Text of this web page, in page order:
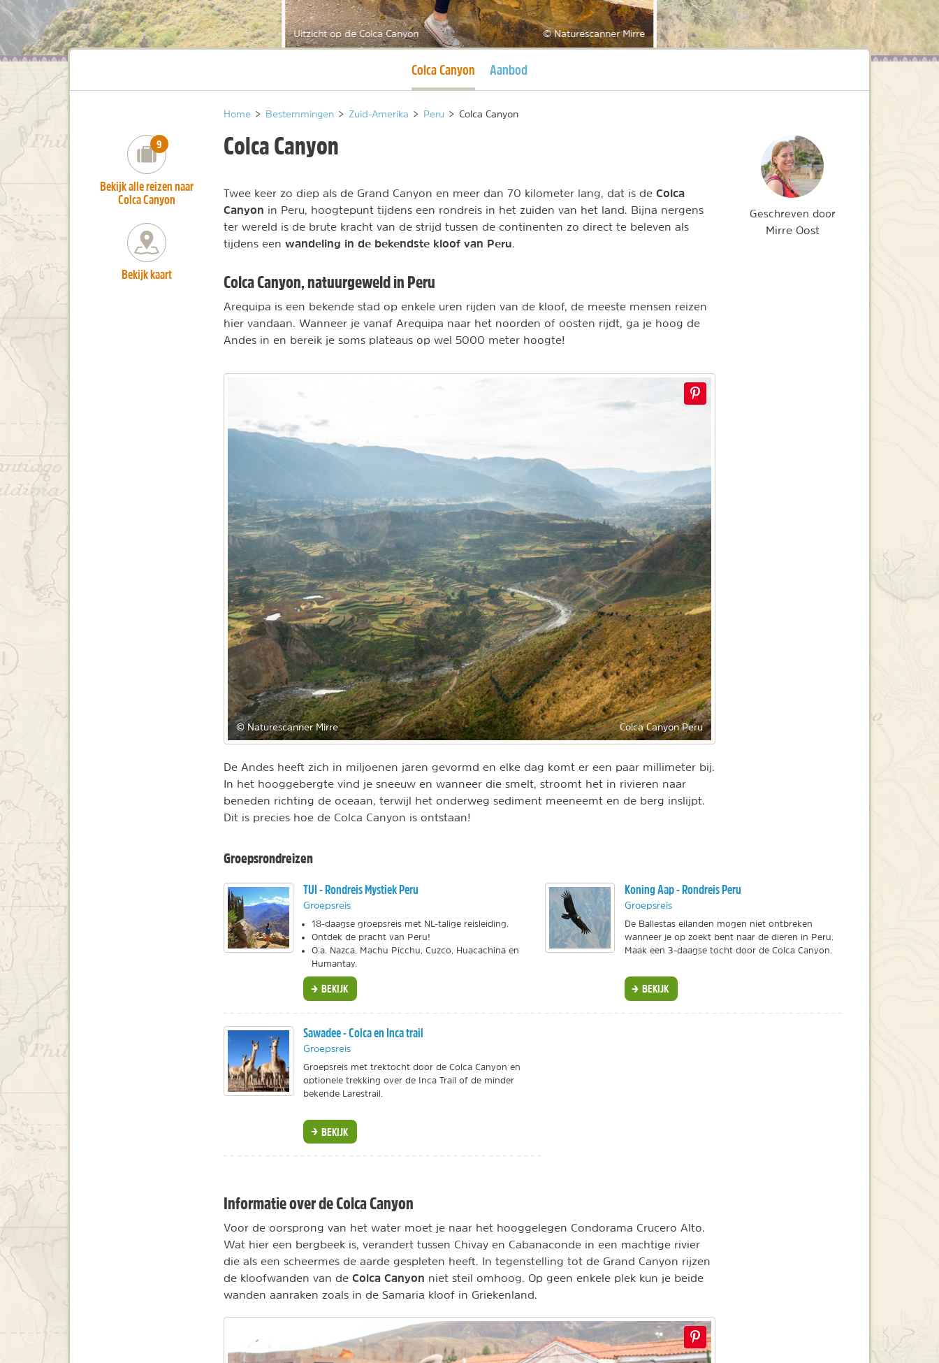
Uitzicht op de Colca Canyon © Naturescanner Mirre
Huidige pagina
Colca Canyon Aanbod
Home > Bestemmingen > Zuid-Amerika > Peru > Colca Canyon
Colca Canyon
Twee keer zo diep als de Grand Canyon en meer dan 70 kilometer lang, dat is de Colca
Canyon in Peru, hoogtepunt tijdens een rondreis in het zuiden van het land. Bijna nergens
ter wereld is de brute kracht van de strijd tussen de continenten zo direct te beleven als
tijdens een wandeling in de bekendste kloof van Peru.
Colca Canyon, natuurgeweld in Peru
Arequipa is een bekende stad op enkele uren rijden van de kloof, de meeste mensen reizen
hier vandaan. Wanneer je vanaf Arequipa naar het noorden of oosten rijdt, ga je hoog de
Andes in en bereik je soms plateaus op wel 5000 meter hoogte!
© Naturescanner Mirre Colca Canyon Peru
De Andes heeft zich in miljoenen jaren gevormd en elke dag komt er een paar millimeter bij.
In het hooggebergte vind je sneeuw en wanneer die smelt, stroomt het in rivieren naar
beneden richting de oceaan, terwijl het onderweg sediment meeneemt en de berg inslijpt.
Dit is precies hoe de Colca Canyon is ontstaan!
Groepsrondreizen
TUI - Rondreis Mystiek Peru
Groepsreis
18-daagse groepsreis met NL-talige reisleiding.
Ontdek de pracht van Peru!
O.a. Nazca, Machu Picchu, Cuzco, Huacachina en
Humantay.
BEKIJK
Koning Aap - Rondreis Peru
Groepsreis
De Ballestas eilanden mogen niet ontbreken
wanneer je op zoekt bent naar de dieren in Peru.
Maak een 3-daagse tocht door de Colca Canyon.
BEKIJK
Sawadee - Colca en Inca trail
Groepsreis
Groepsreis met trektocht door de Colca Canyon en
optionele trekking over de Inca Trail of de minder
bekende Larestrail.
BEKIJK
Informatie over de Colca Canyon
Voor de oorsprong van het water moet je naar het hooggelegen Condorama Crucero Alto.
Wat hier een bergbeek is, verandert tussen Chivay en Cabanaconde in een machtige rivier
die als een scheermes de aarde gespleten heeft. In tegenstelling tot de Grand Canyon rijzen
de kloofwanden van de Colca Canyon niet steil omhoog. Op geen enkele plek kun je beide
wanden aanraken zoals in de Samaria kloof in Griekenland.
number_of_trips:
9
Bekijk alle reizen naar
Colca Canyon
Bekijk kaart
Geschreven door
Mirre Oost